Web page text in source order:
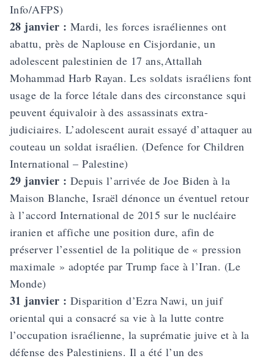
Info/AFPS)
28 janvier : Mardi, les forces israéliennes ont
abattu, près de Naplouse en Cisjordanie, un
adolescent palestinien de 17 ans,Attallah
Mohammad Harb Rayan. Les soldats israéliens font
usage de la force létale dans des circonstance squi
peuvent équivaloir à des assassinats extra-
judiciaires. L’adolescent aurait essayé d’attaquer au
couteau un soldat israélien. (Defence for Children
International – Palestine)
29 janvier : Depuis l’arrivée de Joe Biden à la
Maison Blanche, Israël dénonce un éventuel retour
à l’accord International de 2015 sur le nucléaire
iranien et affiche une position dure, afin de
préserver l’essentiel de la politique de « pression
maximale » adoptée par Trump face à l’Iran. (Le
Monde)
31 janvier : Disparition d’Ezra Nawi, un juif
oriental qui a consacré sa vie à la lutte contre
l’occupation israélienne, la suprématie juive et à la
défense des Palestiniens. Il a été l’un des